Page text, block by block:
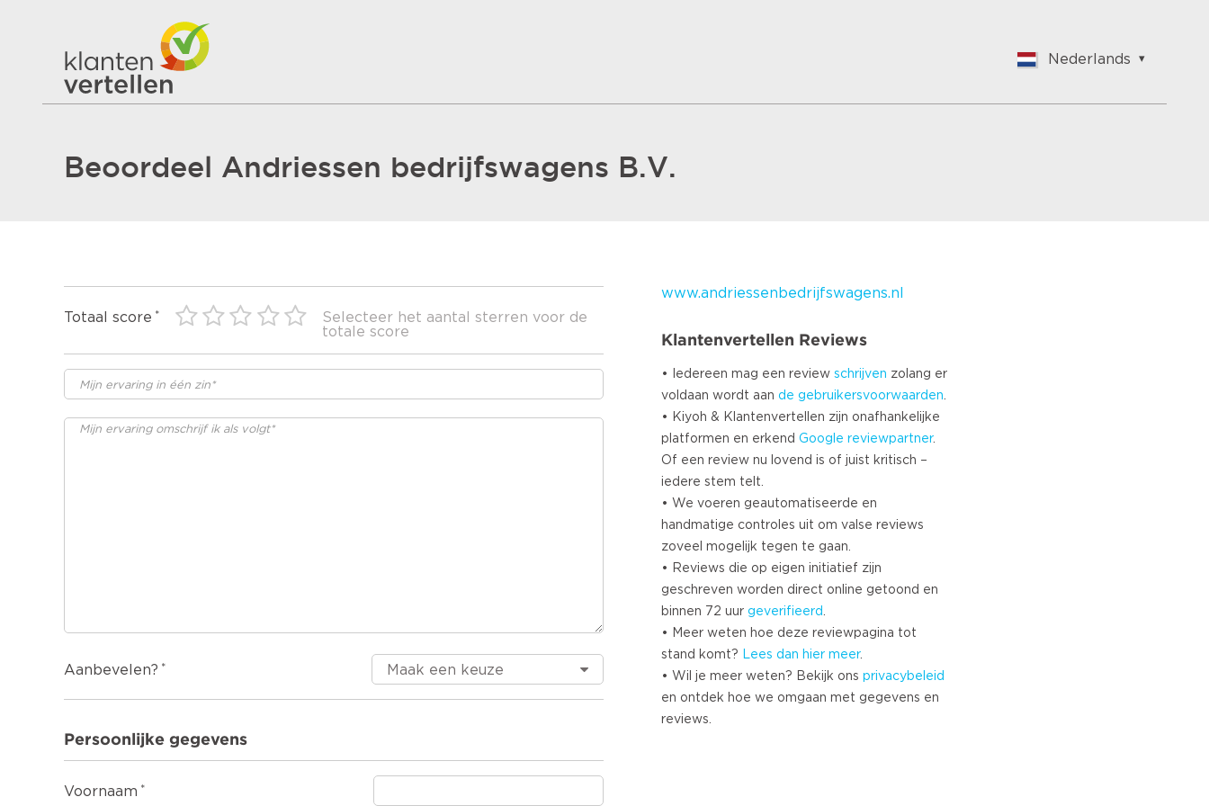
Nederlands
Nederlands
Beoordeel Andriessen bedrijfswagens B.V.
Totaal score
Selecteer het aantal sterren voor de
totale score
Aanbevelen?
Persoonlijke gegevens
Voornaam
www.andriessenbedrijfswagens.nl
Klantenvertellen Reviews
• Iedereen mag een review schrijven zolang er
voldaan wordt aan de gebruikersvoorwaarden.
• Kiyoh & Klantenvertellen zijn onafhankelijke
platformen en erkend Google reviewpartner.
Of een review nu lovend is of juist kritisch –
iedere stem telt.
• We voeren geautomatiseerde en
handmatige controles uit om valse reviews
zoveel mogelijk tegen te gaan.
• Reviews die op eigen initiatief zijn
geschreven worden direct online getoond en
binnen 72 uur geverifieerd.
• Meer weten hoe deze reviewpagina tot
stand komt? Lees dan hier meer.
• Wil je meer weten? Bekijk ons privacybeleid
en ontdek hoe we omgaan met gegevens en
reviews.